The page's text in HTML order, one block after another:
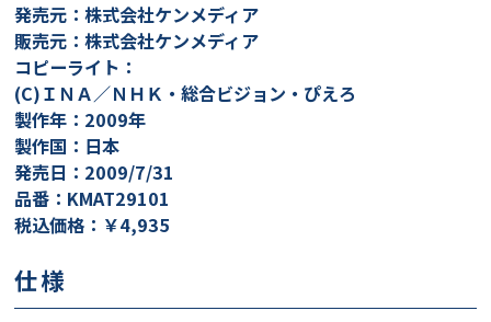
発売元：株式会社ケンメディア
販売元：株式会社ケンメディア
コピーライト：
(C)ＩＮＡ／ＮＨＫ・総合ビジョン・ぴえろ
製作年：2009年
製作国：日本
発売日：2009/7/31
品番：KMAT29101
税込価格：￥4,935
仕様